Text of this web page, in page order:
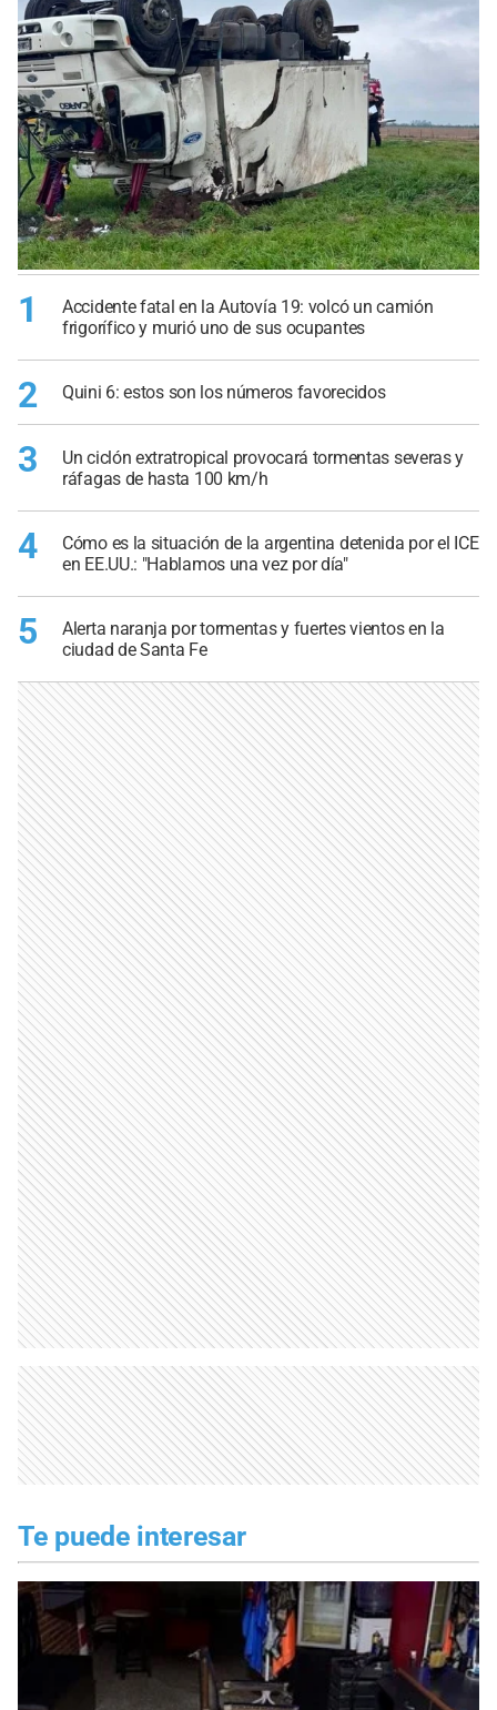
1
Accidente fatal en la Autovía 19: volcó un camión
frigorífico y murió uno de sus ocupantes
2 Quini 6: estos son los números favorecidos
3
Un ciclón extratropical provocará tormentas severas y
ráfagas de hasta 100 km/h
4
Cómo es la situación de la argentina detenida por el ICE
en EE.UU.: "Hablamos una vez por día"
5
Alerta naranja por tormentas y fuertes vientos en la
ciudad de Santa Fe
Te puede interesar